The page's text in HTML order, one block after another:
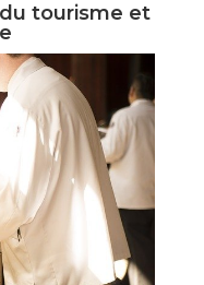
tourisme et